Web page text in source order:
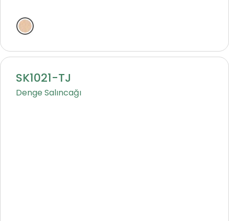
Natural
SK1021-TJ
Denge Salıncağı